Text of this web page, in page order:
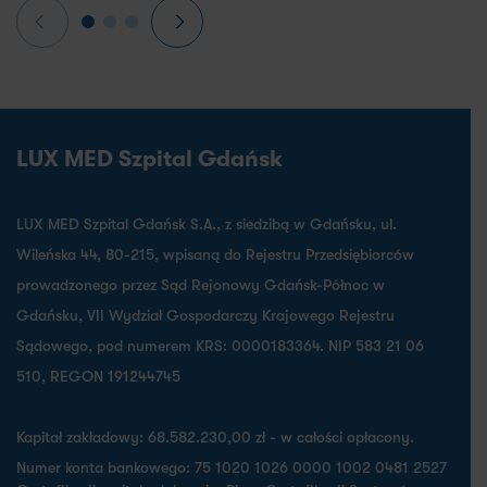
LUX MED Szpital Gdańsk
LUX MED Szpital Gdańsk S.A., z siedzibą w Gdańsku, ul.
Wileńska 44, 80-215, wpisaną do Rejestru Przedsiębiorców
prowadzonego przez Sąd Rejonowy Gdańsk-Północ w
Gdańsku, VII Wydział Gospodarczy Krajowego Rejestru
Sądowego, pod numerem KRS: 0000183364. NIP 583 21 06
510, REGON 191244745
Kapitał zakładowy: 68.582.230,00 zł - w całości opłacony.
Numer konta bankowego: 75 1020 1026 0000 1002 0481 2527